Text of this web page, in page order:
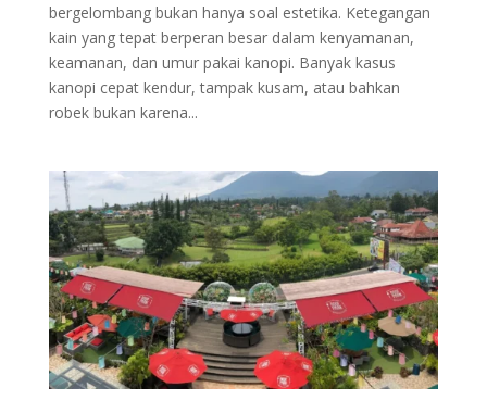
bergelombang bukan hanya soal estetika. Ketegangan
kain yang tepat berperan besar dalam kenyamanan,
keamanan, dan umur pakai kanopi. Banyak kasus
kanopi cepat kendur, tampak kusam, atau bahkan
robek bukan karena...